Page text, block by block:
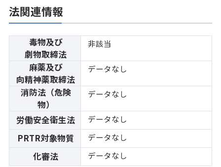
法関連情報
毒物及び
劇物取締法
非該当
麻薬及び
向精神薬取締法
データなし
消防法（危険
物）
データなし
労働安全衛生法 データなし
PRTR対象物質 データなし
化審法 データなし